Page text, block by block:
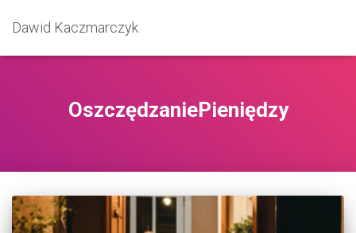
Dawid Kaczmarczyk
OszczędzaniePieniędzy